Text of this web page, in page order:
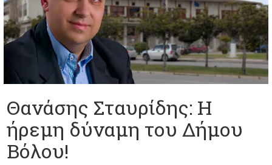
Θανάσης Σταυρίδης: Η
ήρεμη δύναμη του Δήμου
Βόλου!